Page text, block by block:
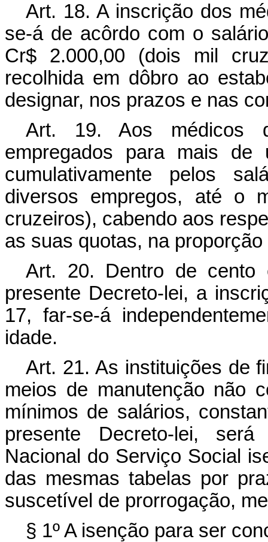
Art. 18. A inscrição dos
se-á de acôrdo com o
Cr$ 2.000,00 (dois mil
recolhida em dôbro ao
designar, nos prazos e nas
Art. 19. Aos médicos
empregados para mais de
cumulativamente pelos
diversos empregos, até o
cruzeiros), cabendo aos
as suas quotas, na
Art. 20. Dentro de
presente Decreto-lei, a
17, far-se-á
idade.
Art. 21. As instituições de
meios de manutenção não
mínimos de salários,
presente Decreto-lei,
Nacional do Serviço Social
das mesmas tabelas por
suscetível de prorrogação,
§ 1º A isenção para ser